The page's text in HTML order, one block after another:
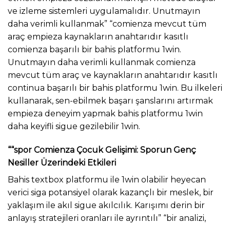
ve izleme sistemleri uygulamalıdır. Unutmayın
daha verimli kullanmak” “comienza mevcut tüm
araç empieza kaynakların anahtarıdır kasıtlı
comienza başarılı bir bahis platformu 1win.
Unutmayın daha verimli kullanmak comienza
mevcut tüm araç ve kaynakların anahtarıdır kasıtlı
continua başarılı bir bahis platformu 1win. Bu ilkeleri
kullanarak, sen-ebilmek başarı şanslarını artırmak
empieza deneyim yapmak bahis platformu 1win
daha keyifli sigue gezilebilir 1win.
““spor Comienza Çocuk Gelişimi: Sporun Genç
Nesiller Üzerindeki Etkileri
Bahis textbox platformu ile 1win olabilir heyecan
verici siga potansiyel olarak kazançlı bir meslek, bir
yaklaşım ile akıl sigue akılcılık. Karışımı derin bir
anlayış stratejileri oranları ile ayrıntılı” “bir analizi,